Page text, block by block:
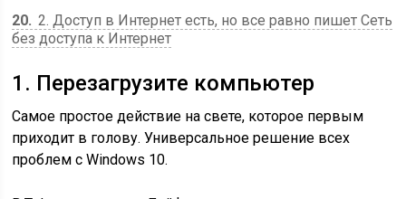
20 2. Доступ в Интернет есть, но все равно пишет Сеть
без доступа к Интернет
1. Перезагрузите компьютер
Самое простое действие на свете, которое первым
приходит в голову. Универсальное решение всех
проблем с Windows 10.